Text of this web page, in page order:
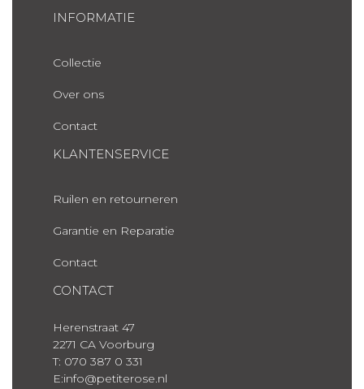
INFORMATIE
Collectie
Over ons
Contact
KLANTENSERVICE
Ruilen en retourneren
Garantie en Reparatie
Contact
CONTACT
Herenstraat 47
2271 CA Voorburg
T: 070 387 0 331
E:info@petiterose.nl